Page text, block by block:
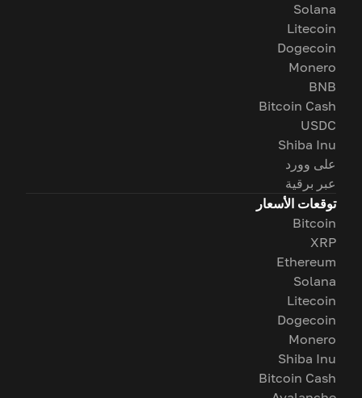
Solana
Litecoin
Dogecoin
Monero
BNB
Bitcoin Cash
USDC
Shiba Inu
على وورد
عبر برقية
توقعات الأسعار
Bitcoin
XRP
Ethereum
Solana
Litecoin
Dogecoin
Monero
Shiba Inu
Bitcoin Cash